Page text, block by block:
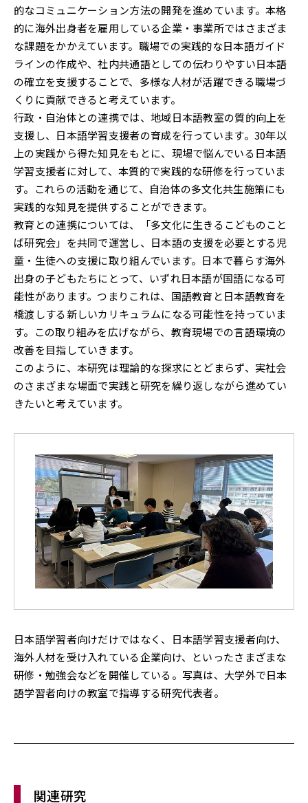
的なコミュニケーション方法の開発を進めています。本格
的に海外出身者を雇用している企業・事業所ではさまざま
な課題をかかえています。職場での実践的な日本語ガイド
ラインの作成や、社内共通語としての伝わりやすい日本語
の確立を支援することで、多様な人材が活躍できる職場づ
くりに貢献できると考えています。
行政・自治体との連携では、地域日本語教室の質的向上を
支援し、日本語学習支援者の育成を行っています。30年以
上の実践から得た知見をもとに、現場で悩んでいる日本語
学習支援者に対して、本質的で実践的な研修を行っていま
す。これらの活動を通じて、自治体の多文化共生施策にも
実践的な知見を提供することができます。
教育との連携については、「多文化に生きるこどものこと
ば研究会」を共同で運営し、日本語の支援を必要とする児
童・生徒への支援に取り組んでいます。日本で暮らす海外
出身の子どもたちにとって、いずれ日本語が国語になる可
能性があります。つまりこれは、国語教育と日本語教育を
橋渡しする新しいカリキュラムになる可能性を持っていま
す。この取り組みを広げながら、教育現場での言語環境の
改善を目指していきます。
このように、本研究は理論的な探求にとどまらず、実社会
のさまざまな場面で実践と研究を繰り返しながら進めてい
きたいと考えています。
日本語学習者向けだけではなく、日本語学習支援者向け、
海外人材を受け入れている企業向け、といったさまざまな
研修・勉強会などを開催している。写真は、大学外で日本
語学習者向けの教室で指導する研究代表者。
関連研究